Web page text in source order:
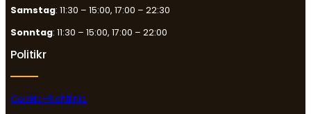
Samstag: 11:30 – 15:00, 17:00 – 22:30
Sonntag: 11:30 – 15:00, 17:00 – 22:00
Politikr
Cookie-Richtlinie